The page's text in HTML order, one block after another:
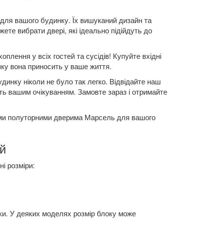
вашого будинку. Їх вишуканий дизайн та
вибрати двері, які ідеально підійдуть до
у всіх гостей та сусідів! Купуйте вхідні
вона приносить у ваше життя.
ніколи не було так легко. Відвідайте наш
вашим очікуванням. Замовте зараз і отримайте
полуторними дверима Марсель для вашого
розміри:
У деяких моделях розмір блоку може